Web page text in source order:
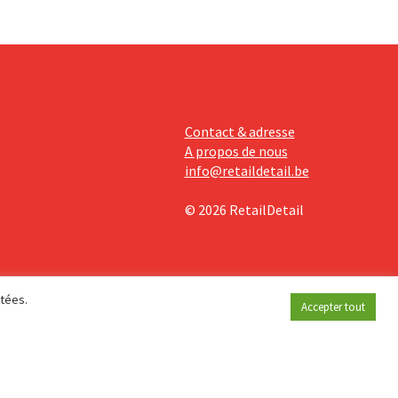
Contact & adresse
A propos de nous
info@retaildetail.be
© 2026 RetailDetail
Accepter tout